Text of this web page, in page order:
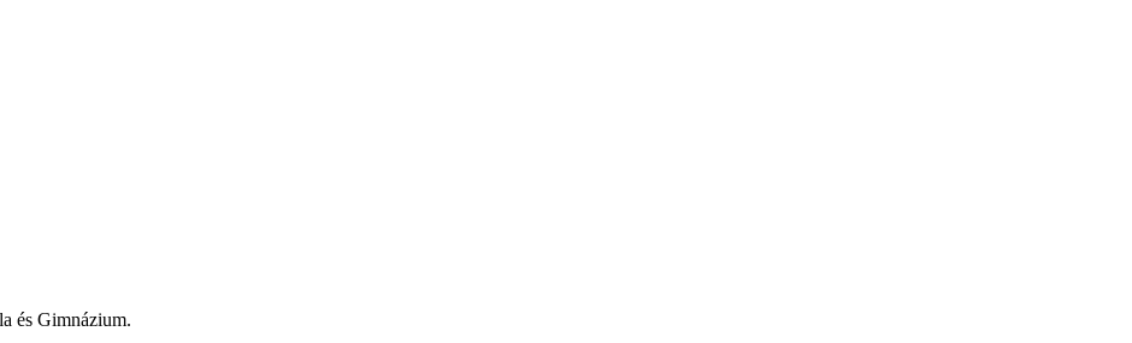
és Gimnázium.